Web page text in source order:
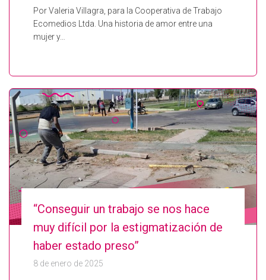
Por Valeria Villagra, para la Cooperativa de Trabajo
Ecomedios Ltda. Una historia de amor entre una
mujer y…
“Conseguir un trabajo se nos hace
muy difícil por la estigmatización de
haber estado preso”
8 de enero de 2025